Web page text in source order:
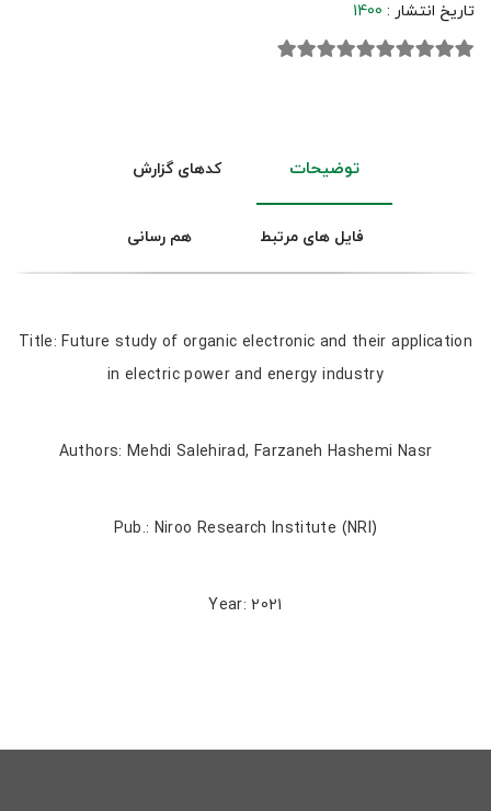
تاریخ انتشار : 1400
توضیحات کدهای گزارش
فایل های مرتبط هم رسانی
Title: Future study of organic electronic and their application
in electric power and energy industry
Authors: Mehdi Salehirad, Farzaneh Hashemi Nasr
Pub.: Niroo Research Institute (NRI)
Year: 2021